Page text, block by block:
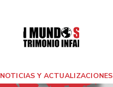
NOTICIAS Y ACTUALIZACIONES